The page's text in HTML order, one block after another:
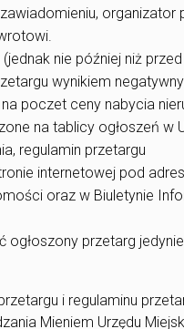
nie później niż
wynikiem
poczet ceny nabycia
na tablicy ogłoszeń w
regulamin przetargu
internetowej pod
oraz w Biuletynie
ogłoszony przetarg
i regulaminu
Mieniem Urzędu